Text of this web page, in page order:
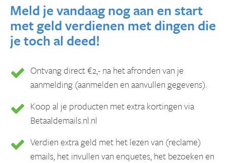
Meld je vandaag nog aan en start
met geld verdienen met dingen die
je toch al deed!
Ontvang direct €2,- na het afronden van je
aanmelding (aanmelden en aanvullen gegevens).
Koop al je producten met extra kortingen via
Betaaldemails.nl.nl
Verdien extra geld met het lezen van (reclame)
emails, het invullen van enquetes, het bezoeken en